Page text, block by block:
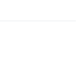
la pobreza
en su
a sus